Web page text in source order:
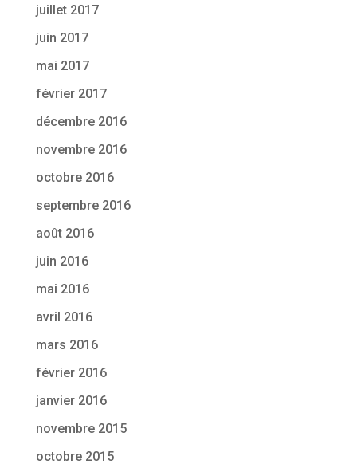
juillet 2017
juin 2017
mai 2017
février 2017
décembre 2016
novembre 2016
octobre 2016
septembre 2016
août 2016
juin 2016
mai 2016
avril 2016
mars 2016
février 2016
janvier 2016
novembre 2015
octobre 2015